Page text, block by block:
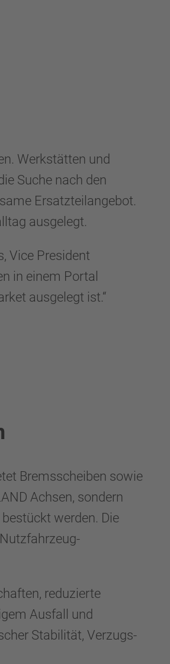
Werkstätten und
Suche nach den
Ersatzteilangebot.
ausgelegt.
Vice President
in einem Portal
ausgelegt ist.“
Bremsscheiben sowie
Achsen, sondern
werden. Die
reduzierte
Ausfall und
Stabilität, Verzugs-